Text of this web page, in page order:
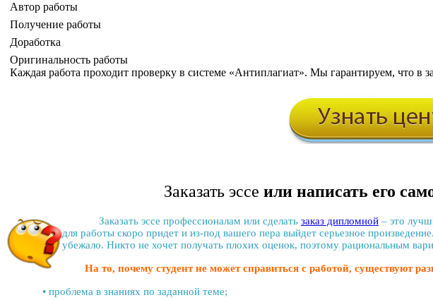
Автор работы
Получение работы
Доработка
Оригинальность работы
Каждая работа проходит проверку в системе «Антиплагиат». Мы гарантируем, что в
Заказать эссе или написать его
Заказать эссе профессионалам или сделать заказ дипломной – это
для работы скоро придет и из-под вашего пера выйдет серьезное
убежало. Никто не хочет получать плохих оценок, поэтому рациональным
На то, почему студент не может справиться с работой, существуют
• проблема в знаниях по заданной теме;